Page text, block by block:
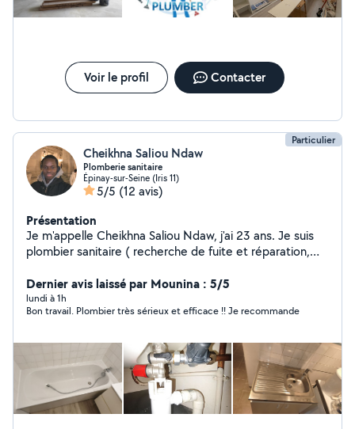
Voir le profil Contacter
Particulier
Cheikhna Saliou Ndaw
Plomberie sanitaire
Épinay-sur-Seine (Iris 11)
5/5 (12 avis)
Présentation
Je m'appelle Cheikhna Saliou Ndaw, j'ai 23 ans. Je suis
plombier sanitaire ( recherche de fuite et réparation,
moment.
Dernier avis laissé par Mounina : 5/5
lundi à 1h
Bon travail. Plombier très sérieux et efficace !! Je recommande